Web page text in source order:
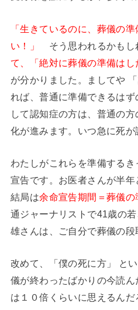
「生きているのに、葬儀の
い！」
そう思われるかもし
て、「絶対に葬儀の準備は
が分かりました。ましてや
れば、普通に準備できるは
して認知症の方は、普通の
化が進みます。いつ急に死が
わたしがこれらを準備する
宣告です。お医者さんが半年
結局は余命宣告期間＝葬儀の
通ジャーナリストで41歳の
雄さんは、ご自分で葬儀の段
改めて、「僕の死に方」 と
儀が終わったばかりの今読
は１０倍くらいに思えるんだ